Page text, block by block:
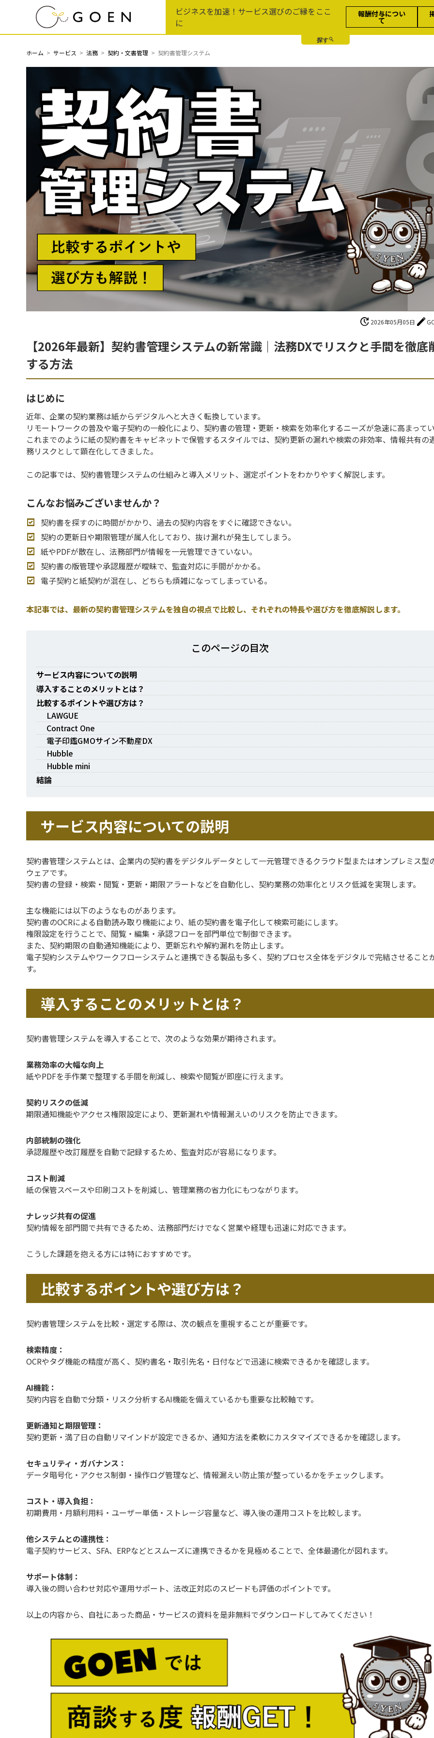
ビジネスを加速！サービス選びのご縁をここ
に
報酬付与につい
て
ホーム サービス 法務 契約・文書管理 契約書管理システム
update 2026年05月05日 edit
【2026年最新】契約書管理システムの新常識｜法務DXでリスクと手間を徹底
する方法
はじめに
近年、企業の契約業務は紙からデジタルへと大きく転換しています。
リモートワークの普及や電子契約の一般化により、契約書の管理・更新・検索を効率化するニーズが急速に高まって
これまでのように紙の契約書をキャビネットで保管するスタイルでは、契約更新の漏れや検索の非効率、情報共有の
務リスクとして顕在化してきました。
この記事では、契約書管理システムの仕組みと導入メリット、選定ポイントをわかりやすく解説します。
こんなお悩みございませんか？
契約書を探すのに時間がかかり、過去の契約内容をすぐに確認できない。
契約の更新日や期限管理が属人化しており、抜け漏れが発生してしまう。
紙やPDFが散在し、法務部門が情報を一元管理できていない。
契約書の版管理や承認履歴が曖昧で、監査対応に手間がかかる。
電子契約と紙契約が混在し、どちらも煩雑になってしまっている。
本記事では、最新の契約書管理システムを独自の視点で比較し、それぞれの特長や選び方を徹底解説します。
このページの⽬次
サービス内容についての説明
導入することのメリットとは？
比較するポイントや選び方は？
LAWGUE
Contract One
電子印鑑GMOサイン不動産DX
Hubble
Hubble mini
結論
サービス内容についての説明
契約書管理システムとは、企業内の契約書をデジタルデータとして一元管理できるクラウド型またはオンプレミス型
ウェアです。
契約書の登録・検索・閲覧・更新・期限アラートなどを自動化し、契約業務の効率化とリスク低減を実現します。
主な機能には以下のようなものがあります。
契約書のOCRによる自動読み取り機能により、紙の契約書を電子化して検索可能にします。
権限設定を行うことで、閲覧・編集・承認フローを部門単位で制御できます。
また、契約期限の自動通知機能により、更新忘れや解約漏れを防止します。
電子契約システムやワークフローシステムと連携できる製品も多く、契約プロセス全体をデジタルで完結させること
す。
導入することのメリットとは？
契約書管理システムを導入することで、次のような効果が期待されます。
業務効率の大幅な向上
紙やPDFを手作業で整理する手間を削減し、検索や閲覧が即座に行えます。
契約リスクの低減
期限通知機能やアクセス権限設定により、更新漏れや情報漏えいのリスクを防止できます。
内部統制の強化
承認履歴や改訂履歴を自動で記録するため、監査対応が容易になります。
コスト削減
紙の保管スペースや印刷コストを削減し、管理業務の省力化にもつながります。
ナレッジ共有の促進
契約情報を部門間で共有できるため、法務部門だけでなく営業や経理も迅速に対応できます。
こうした課題を抱える方には特におすすめです。
比較するポイントや選び方は？
契約書管理システムを比較・選定する際は、次の観点を重視することが重要です。
検索精度：
OCRやタグ機能の精度が高く、契約書名・取引先名・日付などで迅速に検索できるかを確認します。
AI機能：
契約内容を自動で分類・リスク分析するAI機能を備えているかも重要な比較軸です。
更新通知と期限管理：
契約更新・満了日の自動リマインドが設定できるか、通知方法を柔軟にカスタマイズできるかを確認します。
セキュリティ・ガバナンス：
データ暗号化・アクセス制御・操作ログ管理など、情報漏えい防止策が整っているかをチェックします。
コスト・導入負担：
初期費用・月額利用料・ユーザー単価・ストレージ容量など、導入後の運用コストを比較します。
他システムとの連携性：
電子契約サービス、SFA、ERPなどとスムーズに連携できるかを見極めることで、全体最適化が図れます。
サポート体制：
導入後の問い合わせ対応や運用サポート、法改正対応のスピードも評価のポイントです。
以上の内容から、自社にあった商品・サービスの資料を是非無料でダウンロードしてみてください！